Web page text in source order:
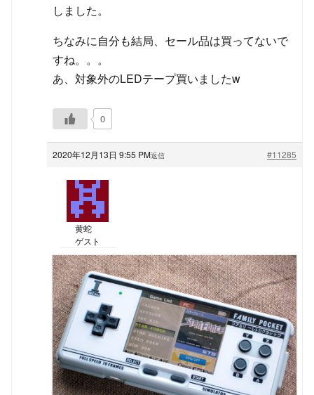
しました。
ちなみに自分も結局、セール品は買ってないで
すね。。。
あ、対象外のLEDテープ買いましたw
0
2020年12月13日 9:55 PM #11285
返信
黄蛇
ゲスト